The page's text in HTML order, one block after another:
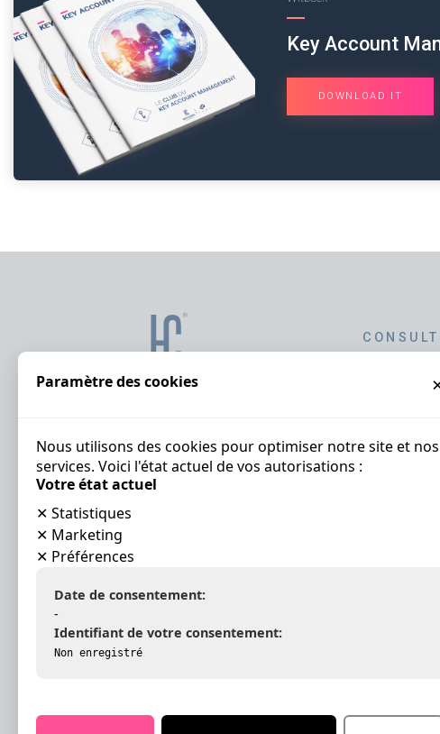
Key Account
DOWNLOAD IT
Advies bij
Key
Analyse van
« Best
Onze
Halifax
Halifax
Paramètre des cookies
Nous utilisons des cookies pour optimiser notre site et nos
services. Voici l'état actuel de vos autorisations :
Votre état actuel
✕ Statistiques
✕ Marketing
✕ Préférences
Date de consentement:
-
Identifiant de votre consentement:
Non enregistré